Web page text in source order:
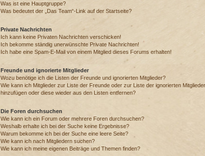
Was ist eine Hauptgruppe?
Was bedeutet der „Das Team“-Link auf der Startseite?
Private Nachrichten
Ich kann keine Privaten Nachrichten verschicken!
Ich bekomme ständig unerwünschte Private Nachrichten!
Ich habe eine Spam-E-Mail von einem Mitglied dieses Forums erhalten!
Freunde und ignorierte Mitglieder
Wozu benötige ich die Listen der Freunde und ignorierten Mitglieder?
Wie kann ich Mitglieder zur Liste der Freunde oder zur Liste der ignorierten Mitglieder
hinzufügen oder diese wieder aus den Listen entfernen?
Die Foren durchsuchen
Wie kann ich ein Forum oder mehrere Foren durchsuchen?
Weshalb erhalte ich bei der Suche keine Ergebnisse?
Warum bekomme ich bei der Suche eine leere Seite?
Wie kann ich nach Mitgliedern suchen?
Wie kann ich meine eigenen Beiträge und Themen finden?